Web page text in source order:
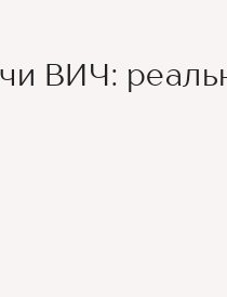
ВИЧ: